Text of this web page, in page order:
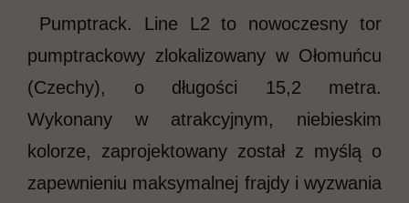
Pumptrack. Line L2 to nowoczesny tor
pumptrackowy zlokalizowany w Ołomuńcu
(Czechy), o długości 15,2 metra.
Wykonany w atrakcyjnym, niebieskim
kolorze, zaprojektowany został z myślą o
zapewnieniu maksymalnej frajdy i wyzwania